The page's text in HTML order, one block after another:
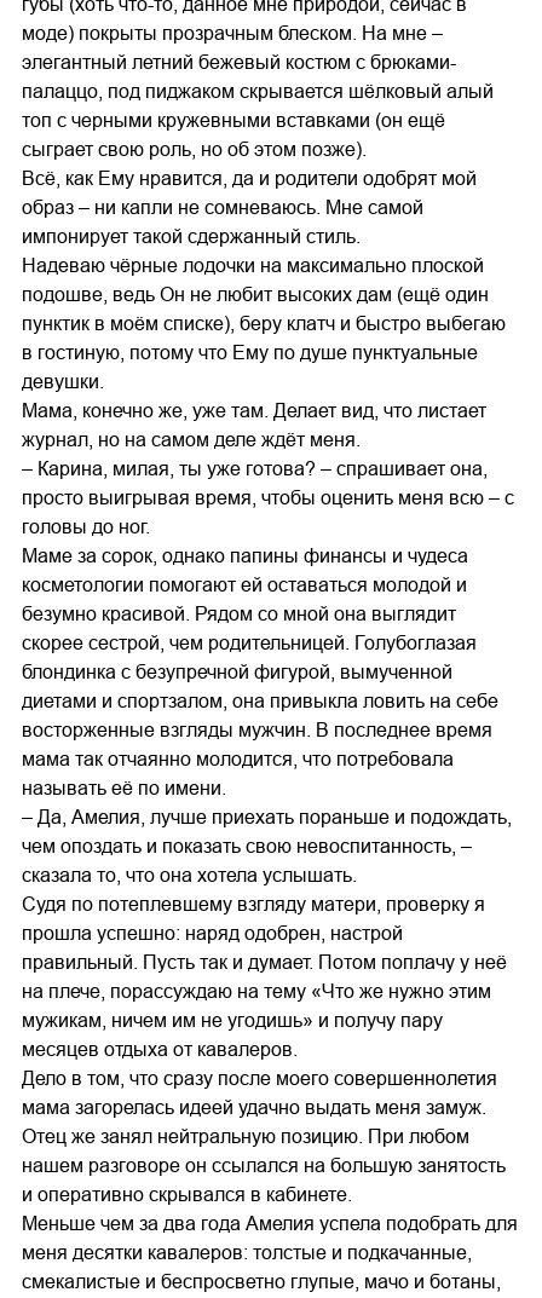
моде) покрыты прозрачным блеском. На мне –
элегантный летний бежевый костюм с брюками-
палаццо, под пиджаком скрывается шёлковый алый
топ с черными кружевными вставками (он ещё
сыграет свою роль, но об этом позже).
Всё, как Ему нравится, да и родители одобрят мой
образ – ни капли не сомневаюсь. Мне самой
импонирует такой сдержанный стиль.
Надеваю чёрные лодочки на максимально плоской
подошве, ведь Он не любит высоких дам (ещё один
пунктик в моём списке), беру клатч и быстро выбегаю
в гостиную, потому что Ему по душе пунктуальные
девушки.
Мама, конечно же, уже там. Делает вид, что листает
журнал, но на самом деле ждёт меня.
– Карина, милая, ты уже готова? – спрашивает она,
просто выигрывая время, чтобы оценить меня всю – с
головы до ног.
Маме за сорок, однако папины финансы и чудеса
косметологии помогают ей оставаться молодой и
безумно красивой. Рядом со мной она выглядит
скорее сестрой, чем родительницей. Голубоглазая
блондинка с безупречной фигурой, вымученной
диетами и спортзалом, она привыкла ловить на себе
восторженные взгляды мужчин. В последнее время
мама так отчаянно молодится, что потребовала
называть её по имени.
– Да, Амелия, лучше приехать пораньше и подождать,
чем опоздать и показать свою невоспитанность, –
сказала то, что она хотела услышать.
Судя по потеплевшему взгляду матери, проверку я
прошла успешно: наряд одобрен, настрой
правильный. Пусть так и думает. Потом поплачу у неё
на плече, порассуждаю на тему «Что же нужно этим
мужикам, ничем им не угодишь» и получу пару
месяцев отдыха от кавалеров.
Дело в том, что сразу после моего совершеннолетия
мама загорелась идеей удачно выдать меня замуж.
Отец же занял нейтральную позицию. При любом
нашем разговоре он ссылался на большую занятость
и оперативно скрывался в кабинете.
Меньше чем за два года Амелия успела подобрать для
меня десятки кавалеров: толстые и подкачанные,
смекалистые и беспросветно глупые, мачо и ботаны,